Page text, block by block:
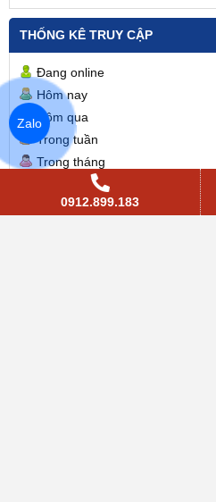
THỐNG KÊ TRUY CẬP
Đang online
Hôm nay
Hôm qua
Trong tuần
Trong tháng
Tổng cộng
0912.899.183
Zalo